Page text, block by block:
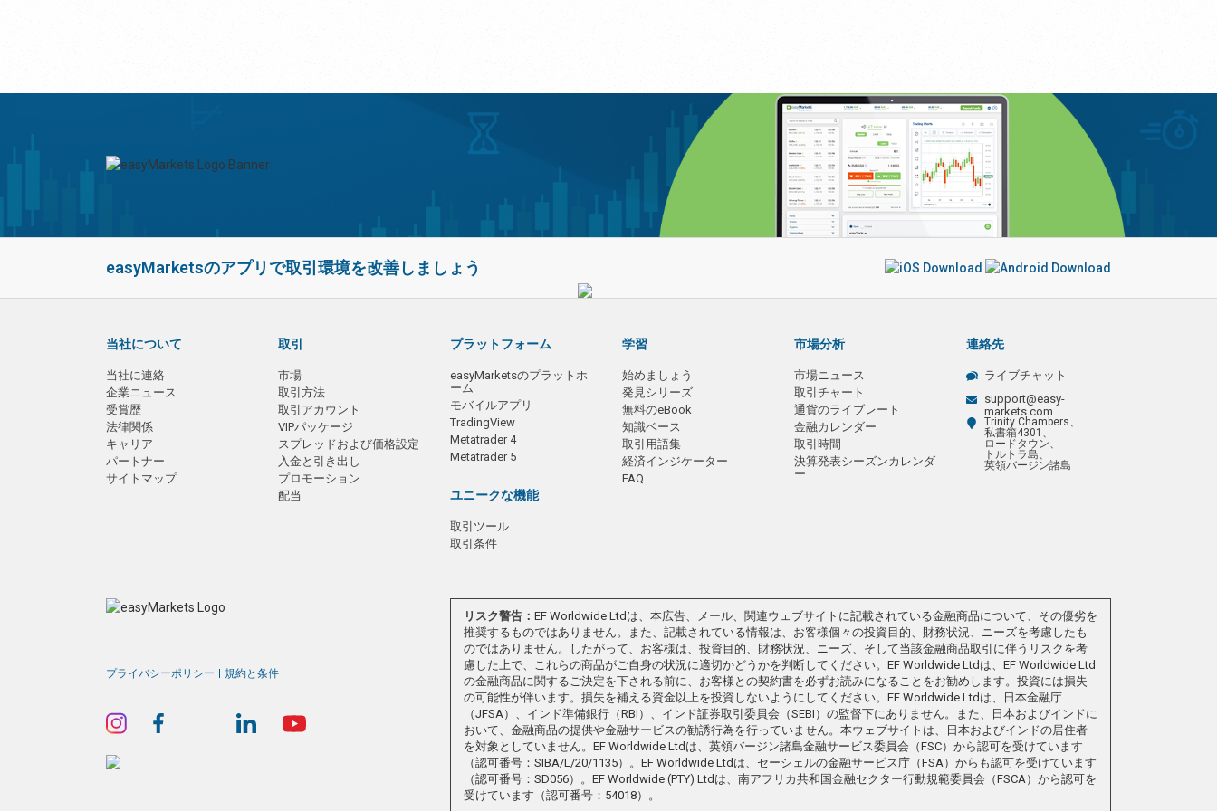
easyMarketsのアプリで取引環境を改善しましょう
当社について
当社に連絡
企業ニュース
受賞歴
法律関係
キャリア
パートナー
サイトマップ
取引
市場
取引方法
取引アカウント
VIPパッケージ
スプレッドおよび価格設定
入金と引き出し
プロモーション
配当
プラットフォーム
easyMarketsのプラットホ
ーム
モバイルアプリ
TradingView
Metatrader 4
Metatrader 5
ユニークな機能
取引ツール
取引条件
学習
始めましょう
発見シリーズ
無料のeBook
知識ベース
取引用語集
経済インジケーター
FAQ
市場分析
市場ニュース
取引チャート
通貨のライブレート
金融カレンダー
取引時間
決算発表シーズンカレンダ
ー
連絡先
ライブチャット
support@easy-
markets.com
Trinity Chambers、
私書箱4301、
ロードタウン、
トルトラ島、
英領バージン諸島
プライバシーポリシー 規約と条件
リスク警告： EF Worldwide Ltdは、本広告、メール、関連ウェブサイトに記載されている金融商品について、その優劣を
推奨するものではありません。また、記載されている情報は、お客様個々の投資目的、財務状況、ニーズを考慮したも
のではありません。したがって、お客様は、投資目的、財務状況、ニーズ、そして当該金融商品取引に伴うリスクを考
慮した上で、これらの商品がご自身の状況に適切かどうかを判断してください。EF Worldwide Ltdは、EF Worldwide Ltd
の金融商品に関するご決定を下される前に、お客様との契約書を必ずお読みになることをお勧めします。投資には損失
の可能性が伴います。損失を補える資金以上を投資しないようにしてください。EF Worldwide Ltdは、日本金融庁
（JFSA）、インド準備銀行（RBI）、インド証券取引委員会（SEBI）の監督下にありません。また、日本およびインドに
おいて、金融商品の提供や金融サービスの勧誘行為を行っていません。本ウェブサイトは、日本およびインドの居住者
を対象としていません。EF Worldwide Ltdは、英領バージン諸島金融サービス委員会（FSC）から認可を受けています
（認可番号：SIBA/L/20/1135）。EF Worldwide Ltdは、セーシェルの金融サービス庁（FSA）からも認可を受けています
（認可番号：SD056）。EF Worldwide (PTY) Ltdは、南アフリカ共和国金融セクター行動規範委員会（FSCA）から認可を
受けています（認可番号：54018）。